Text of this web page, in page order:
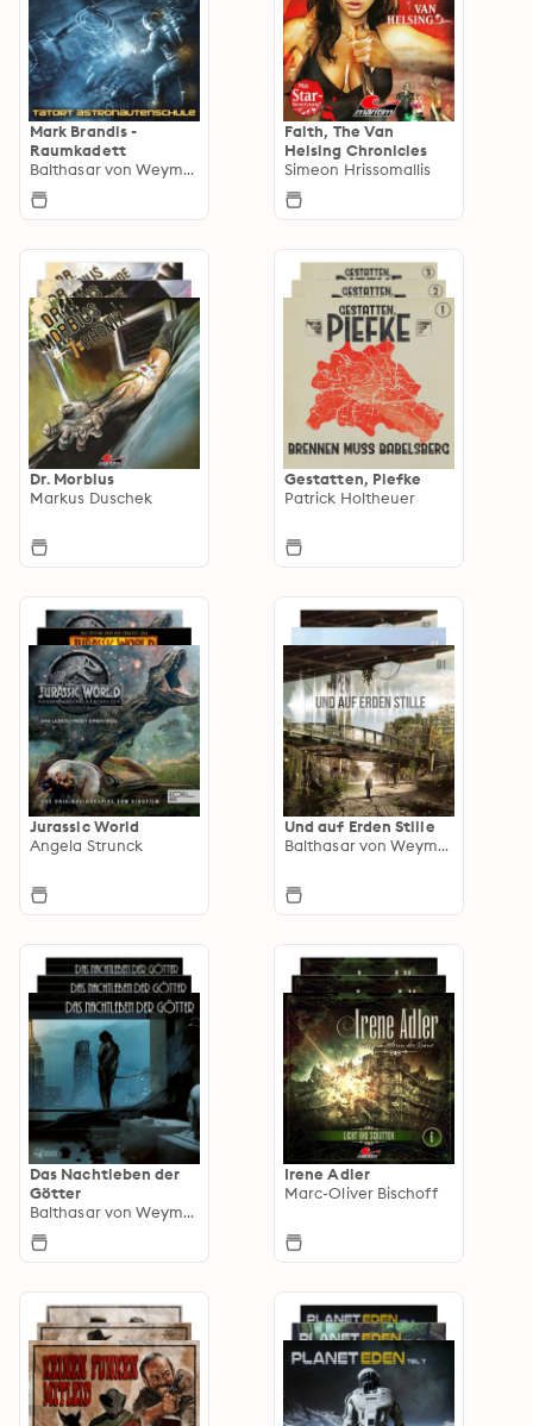
Mark Brandis -
Raumkadett
Balthasar von Weymarn
Faith, The Van
Helsing Chronicles
Simeon Hrissomallis
Dr. Morbius
Markus Duschek
Gestatten, Piefke
Patrick Holtheuer
Jurassic World
Angela Strunck
Und auf Erden Stille
Balthasar von Weymarn
Das Nachtleben der
Götter
Balthasar von Weymarn
Irene Adler
Marc-Oliver Bischoff